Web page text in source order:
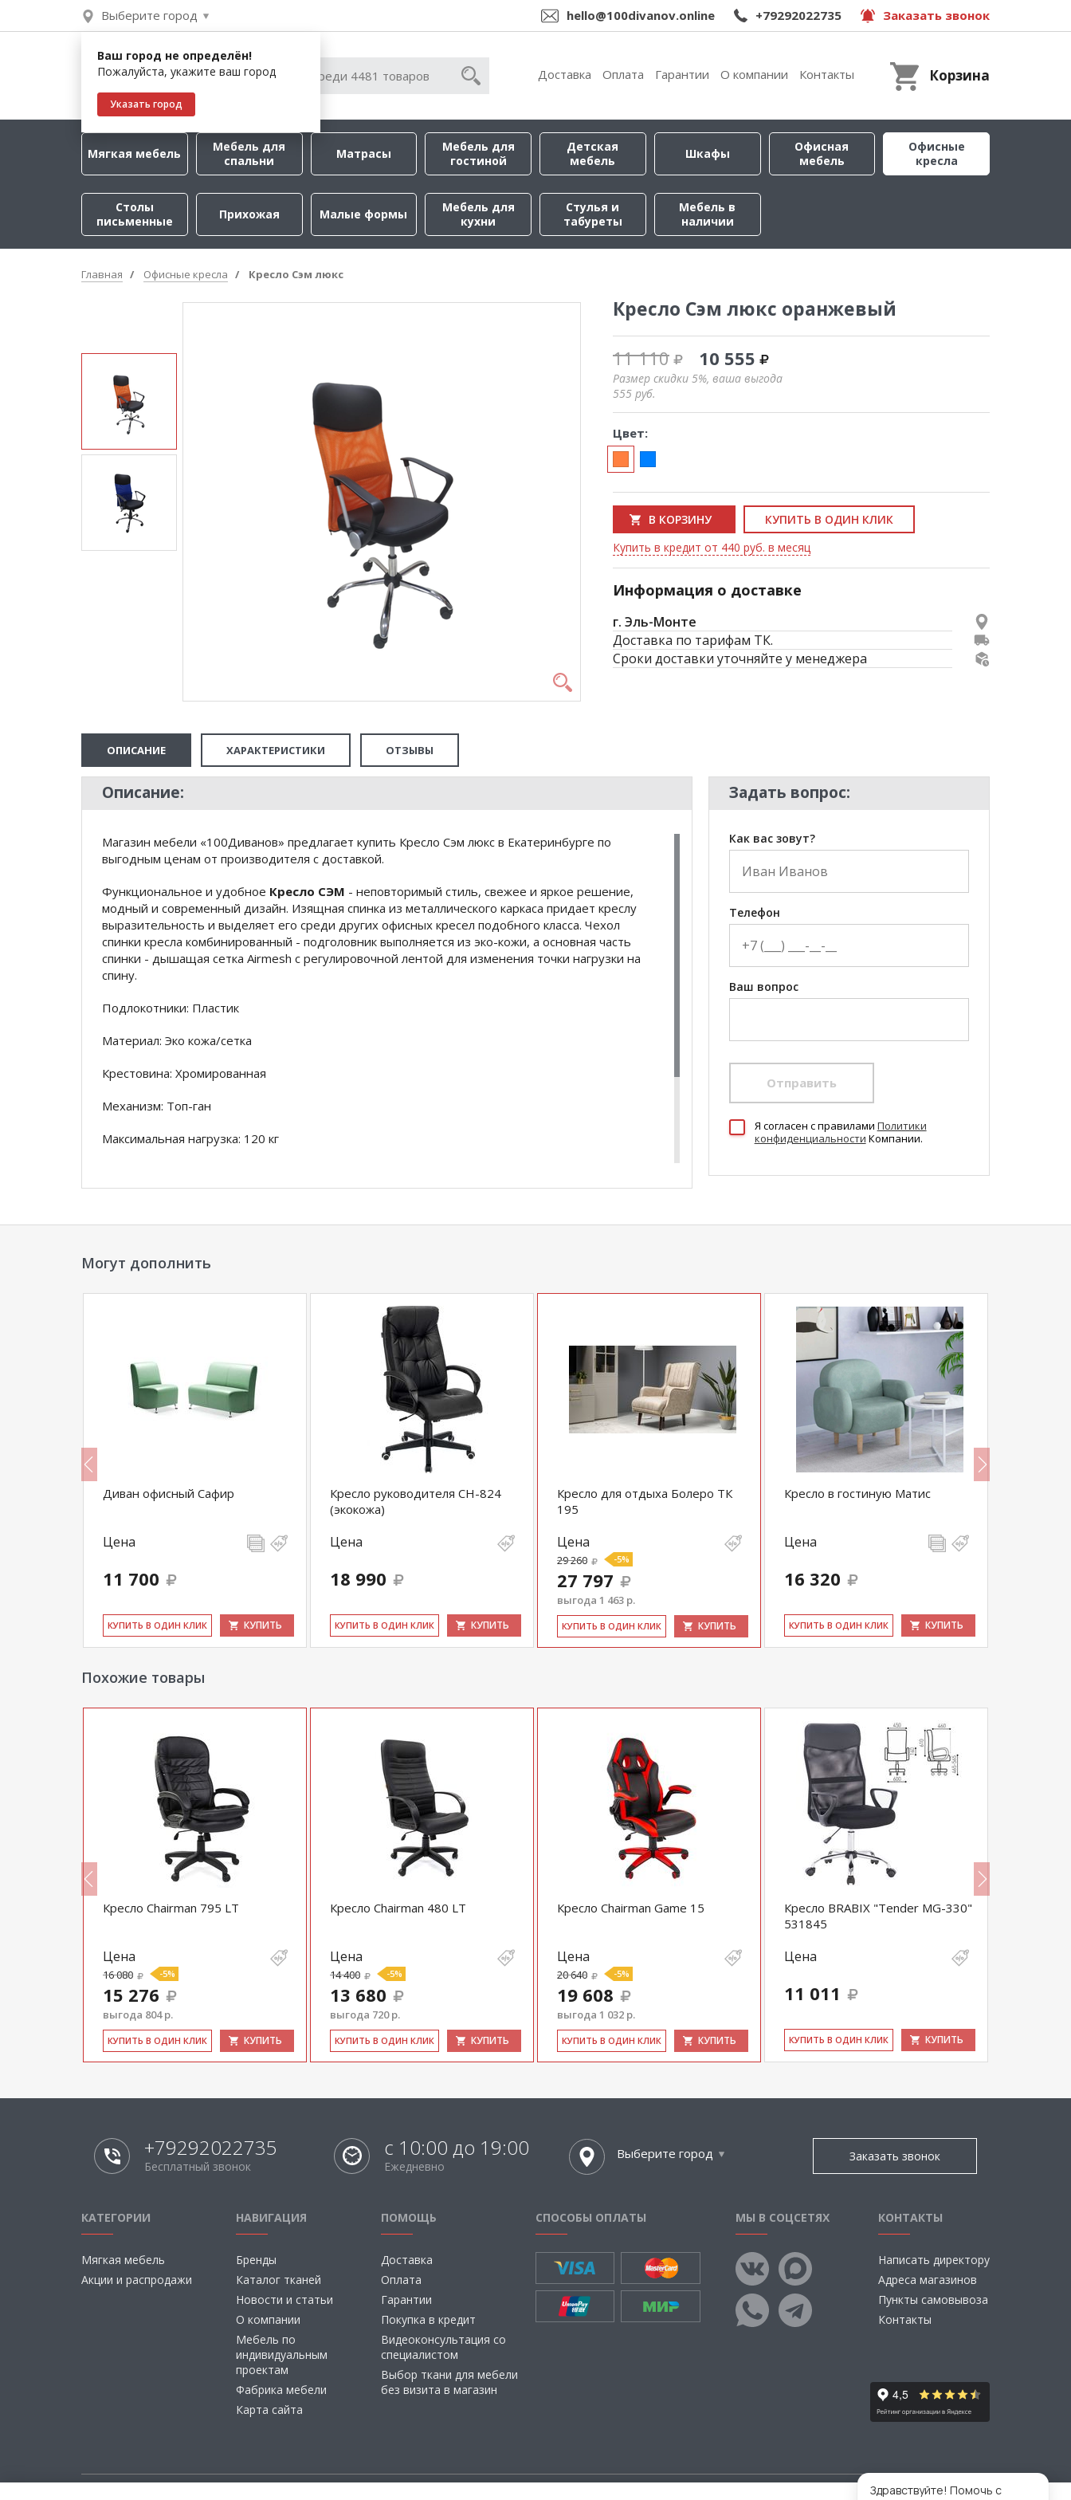
Выберите город
Ваш город не определён!
Пожалуйста, укажите ваш город
Указать город
hello@100divanov.online +79292022735 Заказать звонок
Доставка Оплата Гарантии О компании Контакты Корзина
Мягкая мебель
Мебель для
спальни
Матрасы
Мебель для
гостиной
Детская
мебель
Шкафы
Офисная
мебель
Офисные
кресла
Столы
письменные
Прихожая Малые формы
Мебель для
кухни
Стулья и
табуреты
Мебель в
наличии
Главная Офисные кресла Кресло Сэм люкс
Кресло Сэм люкс оранжевый
11 110 10 555
Размер скидки 5%, ваша выгода
555 руб.
Цвет:
В КОРЗИНУ
КУПИТЬ В ОДИН КЛИК
Купить в кредит от 440 руб. в месяц
Информация о доставке
г. Эль-Монте
Доставка по тарифам ТК.
Сроки доставки уточняйте у менеджера
ОПИСАНИЕ ХАРАКТЕРИСТИКИ ОТЗЫВЫ
Описание:
Магазин мебели «100Диванов» предлагает купить Кресло Сэм люкс в Екатеринбурге по
выгодным ценам от производителя с доставкой.
Функциональное и удобное Кресло СЭМ - неповторимый стиль, свежее и яркое решение,
модный и современный дизайн. Изящная спинка из металлического каркаса придает креслу
выразительность и выделяет его среди других офисных кресел подобного класса. Чехол
спинки кресла комбинированный - подголовник выполняется из эко-кожи, а основная часть
спинки - дышащая сетка Airmesh с регулировочной лентой для изменения точки нагрузки на
спину.
Подлокотники: Пластик
Материал: Эко кожа/сетка
Крестовина: Хромированная
Механизм: Топ-ган
Максимальная нагрузка: 120 кг
*Дополнительную информацию о том, как купитьКресло Сэм люксуточняйте у нашего
Задать вопрос:
Как вас зовут?
Телефон
Ваш вопрос
Отправить
Я согласен c правилами Политики
конфиденциальности Компании.
Могут дополнить
Диван офисный Сафир
Цена
11 700
КУ­ПИТЬ В ОДИН КЛИК КУПИТЬ
Кресло руководителя CH-824
(экокожа)
Цена
18 990
КУ­ПИТЬ В ОДИН КЛИК КУПИТЬ
Кресло для отдыха Болеро ТК
195
Цена
29 260 -5%
27 797
выгода 1 463 р.
КУ­ПИТЬ В ОДИН КЛИК КУПИТЬ
Кресло в гостиную Матис
Цена
16 320
КУ­ПИТЬ В ОДИН КЛИК КУПИТЬ
Похожие товары
Кресло Chairman 795 LT
Цена
16 080 -5%
15 276
выгода 804 р.
КУ­ПИТЬ В ОДИН КЛИК КУПИТЬ
Кресло Chairman 480 LT
Цена
14 400 -5%
13 680
выгода 720 р.
КУ­ПИТЬ В ОДИН КЛИК КУПИТЬ
Кресло Chairman Game 15
Цена
20 640 -5%
19 608
выгода 1 032 р.
КУ­ПИТЬ В ОДИН КЛИК КУПИТЬ
Кресло BRABIX "Tender MG-330"
531845
Цена
11 011
КУ­ПИТЬ В ОДИН КЛИК КУПИТЬ
+79292022735
Бесплатный звонок
с 10:00 до 19:00
Ежедневно
Выберите город Заказать звонок
КАТЕГОРИИ
Мягкая мебель
Акции и распродажи
НАВИГАЦИЯ
Бренды
Каталог тканей
Новости и статьи
О компании
Мебель по
индивидуальным
проектам
Фабрика мебели
Карта сайта
ПОМОЩЬ
Доставка
Оплата
Гарантии
Покупка в кредит
Видеоконсультация со
специалистом
Выбор ткани для мебели
без визита в магазин
СПОСОБЫ ОПЛАТЫ МЫ В СОЦСЕТЯХ КОНТАКТЫ
Написать директору
Адреса магазинов
Пункты самовывоза
Контакты
Здравствуйте! Помочь с